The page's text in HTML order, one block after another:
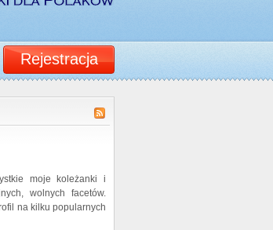
Rejestracja
moje koleżanki i
wolnych facetów.
na kilku popularnych